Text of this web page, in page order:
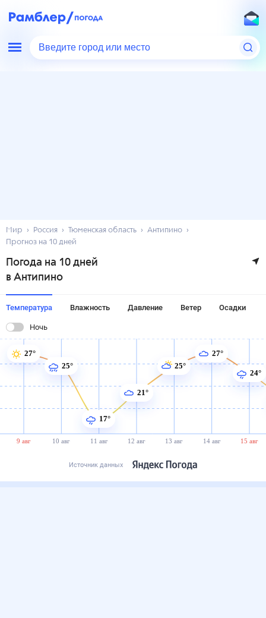
Введите город или место
Мир Россия Тюменская область
Антипино
Прогноз на 10 дней
Погода на 10 дней
в Антипино
Температура Влажность Давление Ветер Осадки
Ночь
9 авг 10 авг 11 авг 12 авг 13 авг 14 авг 15 авг
27°
25°
17°
21°
25°
27°
24°
Источник данных